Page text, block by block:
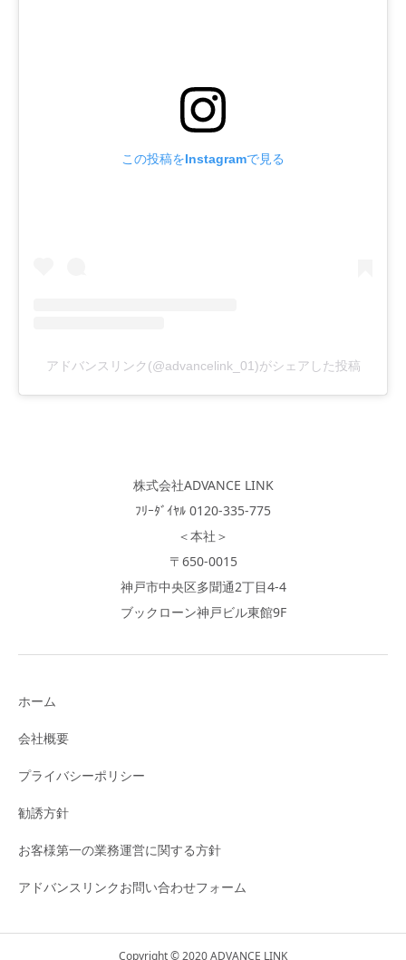
この投稿をInstagramで見る
アドバンスリンク(@advancelink_01)がシェアした投稿
株式会社ADVANCE LINK
ﾌﾘｰﾀﾞｲﾔﾙ 0120-335-775
＜本社＞
〒650-0015
神戸市中央区多聞通2丁目4-4
ブックローン神戸ビル東館9F
ホーム
会社概要
プライバシーポリシー
勧誘方針
お客様第一の業務運営に関する方針
アドバンスリンクお問い合わせフォーム
Copyright © 2020 ADVANCE LINK